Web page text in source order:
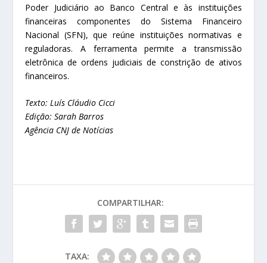
Poder Judiciário ao Banco Central e às instituições
financeiras componentes do Sistema Financeiro
Nacional (SFN), que reúne instituições normativas e
reguladoras. A ferramenta permite a transmissão
eletrônica de ordens judiciais de constrição de ativos
financeiros.
Texto: Luís Cláudio Cicci
Edição: Sarah Barros
Agência CNJ de Notícias
COMPARTILHAR:
TAXA: